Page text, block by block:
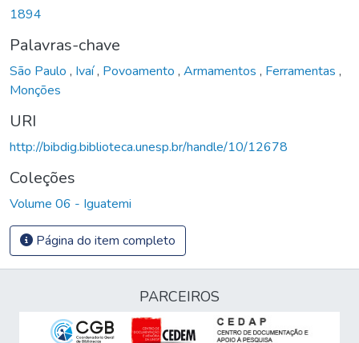
1894
Palavras-chave
São Paulo , Ivaí, Povoamento , Armamentos , Ferramentas ,
Monções
URI
http://bibdig.biblioteca.unesp.br/handle/10/12678
Coleções
Volume 06 - Iguatemi
Página do item completo
PARCEIROS